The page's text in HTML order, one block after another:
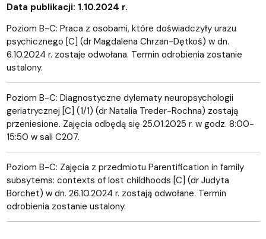
Data publikacji: 1.10.2024 r.
Poziom B-C: Praca z osobami, które doświadczyły urazu
psychicznego [C] (dr Magdalena Chrzan-Dętkoś) w dn.
6.10.2024 r. zostaje odwołana. Termin odrobienia zostanie
ustalony.
Poziom B-C: Diagnostyczne dylematy neuropsychologii
geriatrycznej [C] (1/1) (dr Natalia Treder-Rochna) zostają
przeniesione. Zajęcia odbędą się 25.01.2025 r. w godz. 8:00-
15:50 w sali C207.
Poziom B-C: Zajęcia z przedmiotu Parentification in family
subsytems: contexts of lost childhoods [C] (dr Judyta
Borchet) w dn. 26.10.2024 r. zostają odwołane. Termin
odrobienia zostanie ustalony.